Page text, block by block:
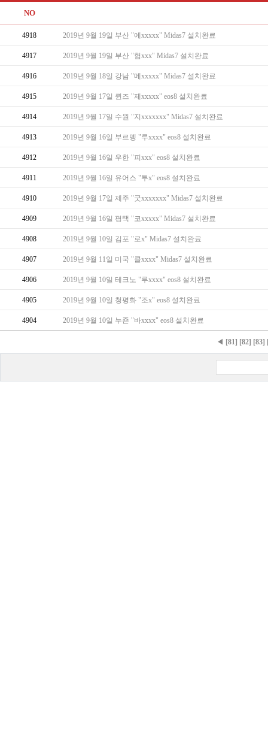
NO
4918 2019년 9월 19일 부산 "에xxxxx" Midas7 설치완료
4917 2019년 9월 19일 부산 "험xxx" Midas7 설치완료
4916 2019년 9월 18일 강남 "메xxxxx" Midas7 설치완료
4915 2019년 9월 17일 퀸즈 "제xxxxx" eos8 설치완료
4914 2019년 9월 17일 수원 "지xxxxxxx" Midas7 설치완료
4913 2019년 9월 16일 부르뎅 "루xxxx" eos8 설치완료
4912 2019년 9월 16일 우한 "피xxx" eos8 설치완료
4911 2019년 9월 16일 유어스 "투x" eos8 설치완료
4910 2019년 9월 17일 제주 "굿xxxxxxx" Midas7 설치완료
4909 2019년 9월 16일 평택 "코xxxxx" Midas7 설치완료
4908 2019년 9월 10일 김포 "로x" Midas7 설치완료
4907 2019년 9월 11일 미국 "클xxxx" Midas7 설치완료
4906 2019년 9월 10일 테크노 "루xxxx" eos8 설치완료
4905 2019년 9월 10일 청평화 "조x" eos8 설치완료
4904 2019년 9월 10일 누죤 "바xxxx" eos8 설치완료
◀ [81] [82] [83]